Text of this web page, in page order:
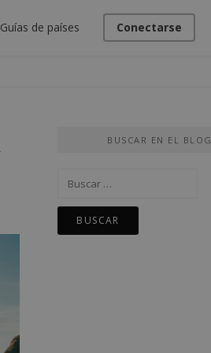
Guías de países Conectarse
BUSCAR EN EL BLOG
Buscar: